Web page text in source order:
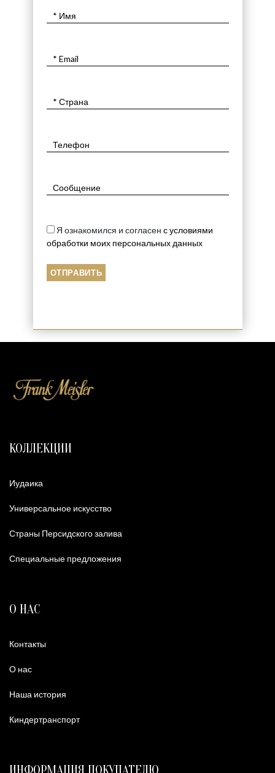
Я ознакомился и согласен с условиями
обработки моих персональных данных
КОЛЛЕКЦИИ
Иудаика
Универсальное искусство
Страны Персидского залива
Специальные предложения
О НАС
Контакты
О нас
Наша история
Киндертранспорт
ИНФОРМАЦИЯ ПОКУПАТЕЛЮ